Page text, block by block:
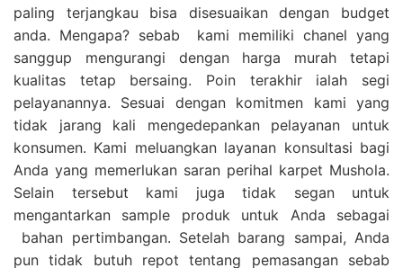
paling terjangkau bisa disesuaikan dengan budget
anda. Mengapa? sebab kami memiliki chanel yang
sanggup mengurangi dengan harga murah tetapi
kualitas tetap bersaing. Poin terakhir ialah segi
pelayanannya. Sesuai dengan komitmen kami yang
tidak jarang kali mengedepankan pelayanan untuk
konsumen. Kami meluangkan layanan konsultasi bagi
Anda yang memerlukan saran perihal karpet Mushola.
Selain tersebut kami juga tidak segan untuk
mengantarkan sample produk untuk Anda sebagai
bahan pertimbangan. Setelah barang sampai, Anda
pun tidak butuh repot tentang pemasangan sebab